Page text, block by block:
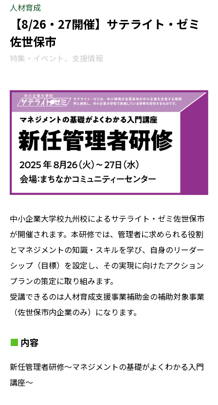
人材育成
【8/26・27開催】サテライト・ゼミ
佐世保市
特集・イベント、支援情報
中小企業大学校九州校によるサテライト・ゼミ佐世保市
が開催されます。本研修では、管理者に求められる役割
とマネジメントの知識・スキルを学び、自身のリーダー
シップ（目標）を設定し、その実現に向けたアクション
プランの策定に取り組みます。
受講できるのは人材育成支援事業補助金の補助対象事業
（佐世保市内企業のみ）になります。
内容
新任管理者研修～マネジメントの基礎がよくわかる入門
講座～